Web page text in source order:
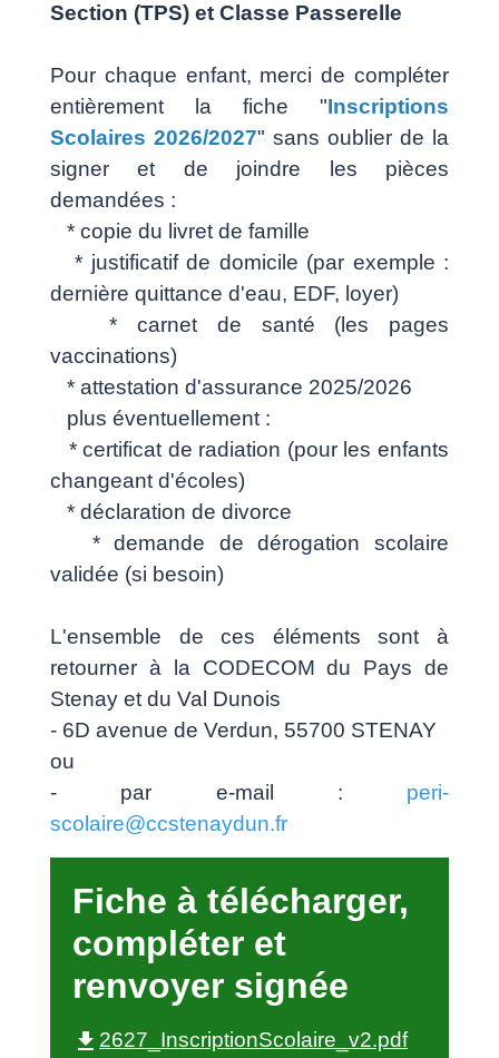
Section (TPS) et Classe Passerelle
Pour chaque enfant, merci de compléter
entièrement la fiche "Inscriptions
Scolaires 2026/2027" sans oublier de la
signer et de joindre les pièces
demandées :
* copie du livret de famille
* justificatif de domicile (par exemple :
dernière quittance d'eau, EDF, loyer)
* carnet de santé (les pages
vaccinations)
* attestation d'assurance 2025/2026
plus éventuellement :
* certificat de radiation (pour les enfants
changeant d'écoles)
* déclaration de divorce
* demande de dérogation scolaire
validée (si besoin)
L'ensemble de ces éléments sont à
retourner à la CODECOM du Pays de
Stenay et du Val Dunois
- 6D avenue de Verdun, 55700 STENAY
ou
- par e-mail : peri-
scolaire@ccstenaydun.fr
Fiche à télécharger,
compléter et
renvoyer signée
file_download 2627_InscriptionScolaire_v2.pdf